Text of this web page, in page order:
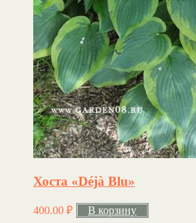
Хоста «Déjà Blu»
400.00 ₽ В корзину